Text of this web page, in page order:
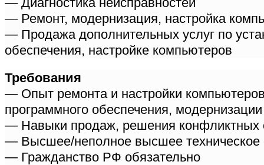
— Ремонт, модернизация, настройка
— Продажа дополнительных услуг по
обеспечения, настройке компьютеров
Требования
— Опыт ремонта и настройки
программного обеспечения,
— Навыки продаж, решения конфликтных
— Высшее/неполное высшее техническое
— Гражданство РФ обязательно